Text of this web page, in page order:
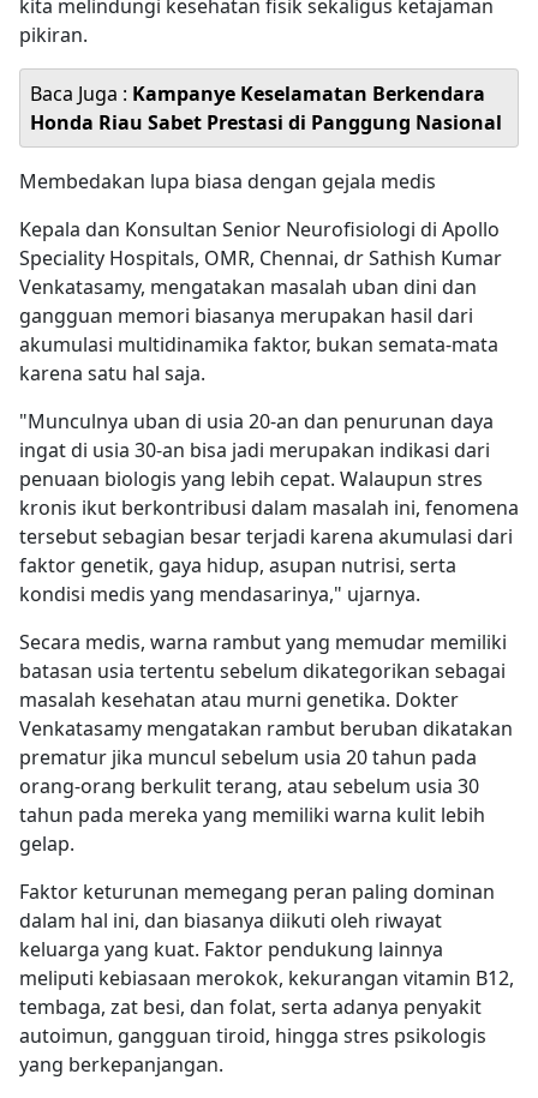
kita melindungi kesehatan fisik sekaligus ketajaman
pikiran.
Baca Juga : Kampanye Keselamatan Berkendara
Honda Riau Sabet Prestasi di Panggung Nasional
Membedakan lupa biasa dengan gejala medis
Kepala dan Konsultan Senior Neurofisiologi di Apollo
Speciality Hospitals, OMR, Chennai, dr Sathish Kumar
Venkatasamy, mengatakan masalah uban dini dan
gangguan memori biasanya merupakan hasil dari
akumulasi multidinamika faktor, bukan semata-mata
karena satu hal saja.
"Munculnya uban di usia 20-an dan penurunan daya
ingat di usia 30-an bisa jadi merupakan indikasi dari
penuaan biologis yang lebih cepat. Walaupun stres
kronis ikut berkontribusi dalam masalah ini, fenomena
tersebut sebagian besar terjadi karena akumulasi dari
faktor genetik, gaya hidup, asupan nutrisi, serta
kondisi medis yang mendasarinya," ujarnya.
Secara medis, warna rambut yang memudar memiliki
batasan usia tertentu sebelum dikategorikan sebagai
masalah kesehatan atau murni genetika. Dokter
Venkatasamy mengatakan rambut beruban dikatakan
prematur jika muncul sebelum usia 20 tahun pada
orang-orang berkulit terang, atau sebelum usia 30
tahun pada mereka yang memiliki warna kulit lebih
gelap.
Faktor keturunan memegang peran paling dominan
dalam hal ini, dan biasanya diikuti oleh riwayat
keluarga yang kuat. Faktor pendukung lainnya
meliputi kebiasaan merokok, kekurangan vitamin B12,
tembaga, zat besi, dan folat, serta adanya penyakit
autoimun, gangguan tiroid, hingga stres psikologis
yang berkepanjangan.